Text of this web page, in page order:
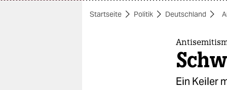
themen
Startseite Politik Deutschland
Ein Keiler